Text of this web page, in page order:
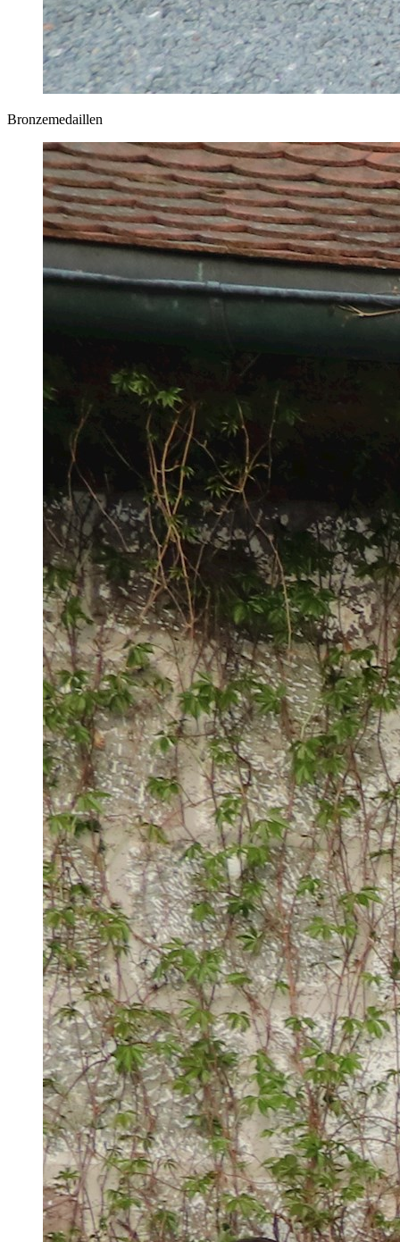
Bronzemedaillen